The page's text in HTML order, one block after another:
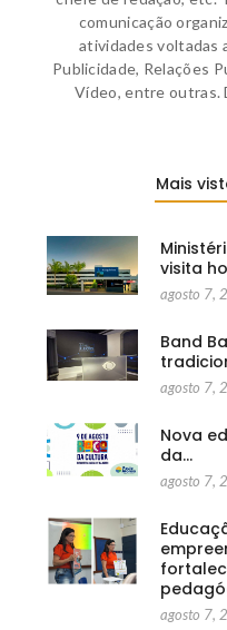
comunicação
atividades voltadas
Publicidade, Relações
Vídeo, entre outras.
Mais
visita
agosto 7,
Band
agosto 7,
Nova
da…
agosto 7,
agosto 7,